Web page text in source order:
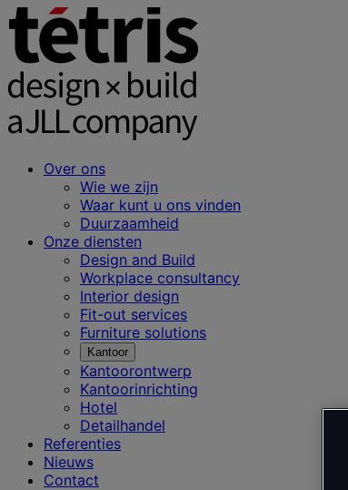
Over ons
Wie we zijn
Waar kunt u ons vinden
Duurzaamheid
Onze diensten
Design and Build
Workplace consultancy
Interior design
Fit-out services
Furniture solutions
Kantoor
Kantoorontwerp
Kantoorinrichting
Hotel
Detailhandel
Referenties
Nieuws
Contact